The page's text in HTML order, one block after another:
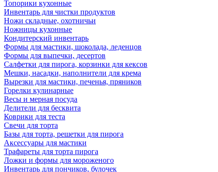
Топорики кухонные
Инвентарь для чистки продуктов
Ножи складные, охотничьи
Ножницы кухонные
Кондитерский инвентарь
Формы для мастики, шоколада, леденцов
Формы для выпечки, десертов
Салфетки для пирога, корзинки для кексов
Мешки, насадки, наполнители для крема
Вырезки для мастики, печенья, пряников
Горелки кулинарные
Весы и мерная посуда
Делители для бесквита
Коврики для теста
Свечи для торта
Базы для торта, решетки для пирога
Аксессуары для мастики
Трафареты для торта пирога
Ложки и формы для мороженого
Инвентарь для пончиков, булочек